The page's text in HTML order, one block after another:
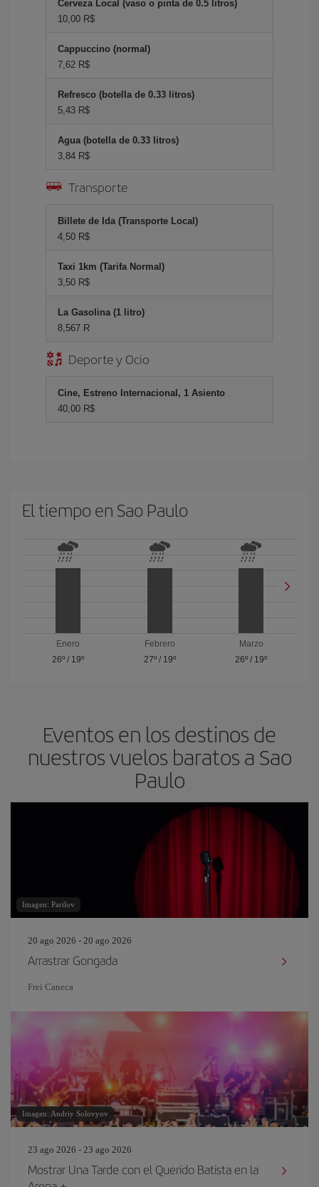
Cerveza Local (vaso o pinta de 0.5 litros)
10,00 R$
Cappuccino (normal)
7,62 R$
Refresco (botella de 0.33 litros)
5,43 R$
Agua (botella de 0.33 litros)
3,84 R$
Transporte
Billete de Ida (Transporte Local)
4,50 R$
Taxi 1km (Tarifa Normal)
3,50 R$
La Gasolina (1 litro)
8,567 R
Deporte y Ocio
Cine, Estreno Internacional, 1 Asiento
40,00 R$
El tiempo en Sao Paulo
Enero
26º/ 19º
Febrero
27º/ 19º
Marzo
26º / 19º
Eventos en los destinos de
nuestros vuelos baratos a Sao
Paulo
Imagen: Parilov
20 ago 2026 - 20 ago 2026
Arrastrar Gongada
Frei Caneca
Imagen: Andriy Solovyov
23 ago 2026 - 23 ago 2026
Mostrar Una Tarde con el Querido Batista en la